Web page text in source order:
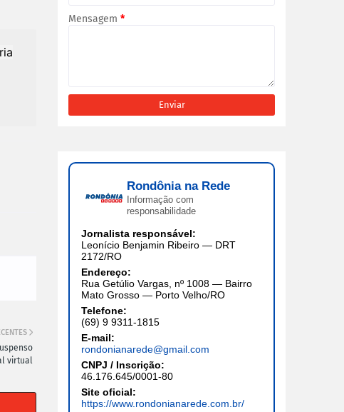
virtual
Mensagem *
Rondônia na Rede
Informação com
responsabilidade
Jornalista responsável:
Leonício Benjamin Ribeiro — DRT
2172/RO
Endereço:
Rua Getúlio Vargas, nº 1008 — Bairro
Mato Grosso — Porto Velho/RO
Telefone:
(69) 9 9311-1815
E-mail:
rondonianarede@gmail.com
CNPJ / Inscrição:
46.176.645/0001-80
Site oficial:
https://www.rondonianarede.com.br/